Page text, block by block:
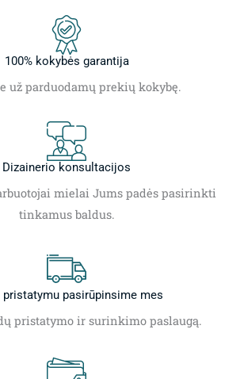
100% kokybės garantija
už parduodamų prekių kokybę.
Dizainerio konsultacijos
mielai Jums padės pasirinkti
tinkamus baldus.
pristatymu pasirūpinsime mes
pristatymo ir surinkimo paslaugą.